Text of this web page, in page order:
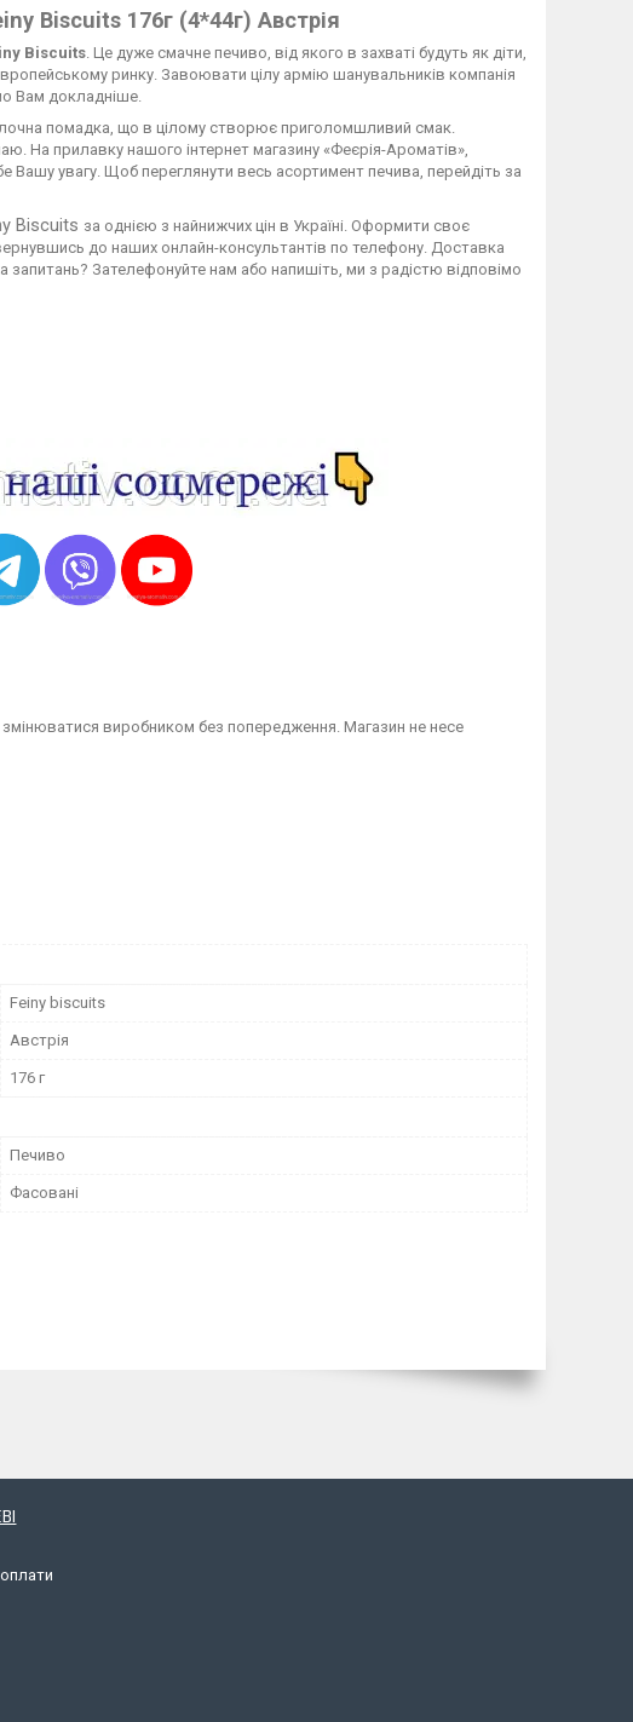
Biscuits 176г (4*44г) Австрія
Biscuits . Це дуже смачне печиво, від якого в захваті будуть як діти,
ринку. Завоювати цілу армію шанувальників компанія
Вам докладніше
помадка, що в цілому створює приголомшливий смак.
На прилавку нашого інтернет магазину «Феєрія-Ароматів»,
Вашу увагу. Щоб переглянути весь асортимент печива, перейдіть за
Biscuits за однією з найнижчих цін в Україні. Оформити своє
до наших онлайн-консультантів по телефону. Доставка
запитань? Зателефонуйте нам або напишіть, ми з радістю відповімо
виробником без попередження. Магазин не несе
Feiny biscuits
Австрія
176 г
Печиво
Фасовані